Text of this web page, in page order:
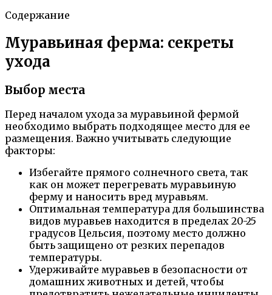
Содержание
Муравьиная ферма: секреты
ухода
Выбор места
Перед началом ухода за муравьиной фермой
необходимо выбрать подходящее место для ее
размещения. Важно учитывать следующие
факторы:
Избегайте прямого солнечного света, так
как он может перегревать муравьиную
ферму и наносить вред муравьям.
Оптимальная температура для большинства
видов муравьев находится в пределах 20-25
градусов Цельсия, поэтому место должно
быть защищено от резких перепадов
температуры.
Удерживайте муравьев в безопасности от
домашних животных и детей, чтобы